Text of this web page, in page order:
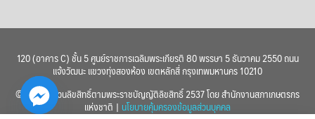
120 (อาคาร C) ชั้น 5 ศูนย์ราชการเฉลิมพระเกียรติ 80 พรรษา 5 ธันวาคม 2550 ถนน
แจ้งวัฒนะ แขวงทุ่งสองห้อง เขตหลักสี่ กรุงเทพมหานคร 10210
© 2560 สงวนลิขสิทธิ์ตามพระราชบัญญัติลิขสิทธิ์ 2537 โดย สำนักงานสภาเกษตรกร
แห่งชาติ | นโยบายคุ้มครองข้อมูลส่วนบุคคล